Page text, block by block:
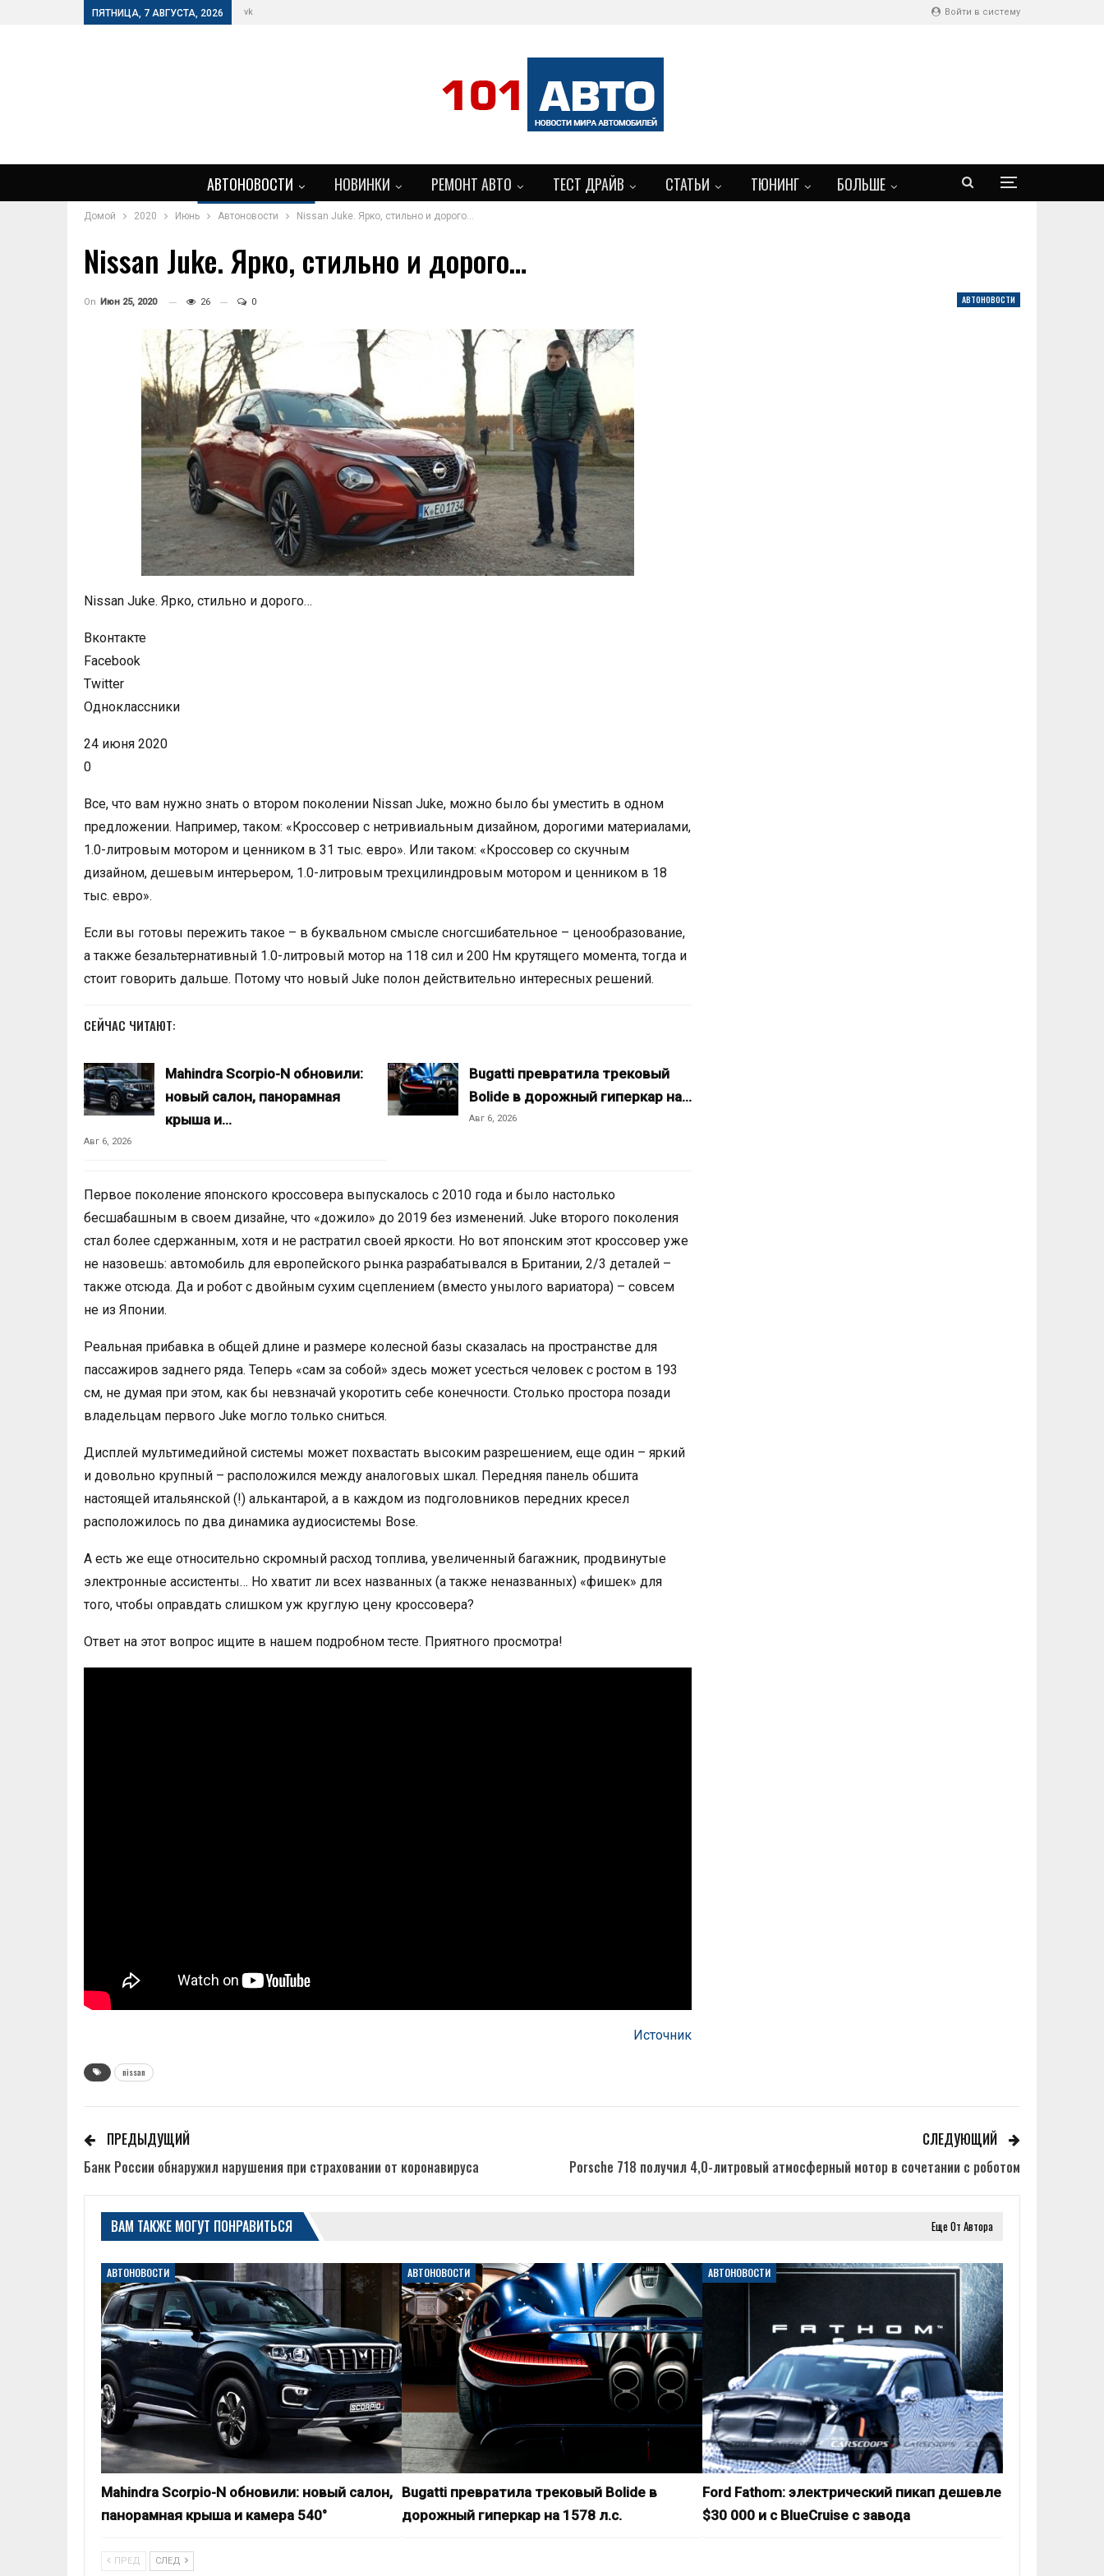
Войти в систему
ПЯТНИЦА, 7 АВГУСТА, 2026 vk
АВТОНОВОСТИ НОВИНКИ РЕМОНТ АВТО ТЕСТ ДРАЙВ СТАТЬИ ТЮНИНГ БОЛЬШЕ
Домой 2020 Июнь Автоновости Nissan Juke. Ярко, стильно и дорого…
Nissan Juke. Ярко, стильно и дорого…
АВТОНОВОСТИ
On Июн 25, 2020 26 0
Nissan Juke. Ярко, стильно и дорого…
Вконтакте
Facebook
Twitter
Одноклассники
24 июня 2020
0
Все, что вам нужно знать о втором поколении Nissan Juke, можно было бы уместить в одном
предложении. Например, таком: «Кроссовер с нетривиальным дизайном, дорогими материалами,
1.0-литровым мотором и ценником в 31 тыс. евро». Или таком: «Кроссовер со скучным
дизайном, дешевым интерьером, 1.0-литровым трехцилиндровым мотором и ценником в 18
тыс. евро».
Если вы готовы пережить такое – в буквальном смысле сногсшибательное – ценообразование,
а также безальтернативный 1.0-литровый мотор на 118 сил и 200 Нм крутящего момента, тогда и
стоит говорить дальше. Потому что новый Juke полон действительно интересных решений.
СЕЙЧАС ЧИТАЮТ:
Mahindra Scorpio-N обновили:
новый салон, панорамная
крыша и…
Авг 6, 2026
Bugatti превратила трековый
Bolide в дорожный гиперкар на…
Авг 6, 2026
Первое поколение японского кроссовера выпускалось с 2010 года и было настолько
бесшабашным в своем дизайне, что «дожило» до 2019 без изменений. Juke второго поколения
стал более сдержанным, хотя и не растратил своей яркости. Но вот японским этот кроссовер уже
не назовешь: автомобиль для европейского рынка разрабатывался в Британии, 2/3 деталей –
также отсюда. Да и робот с двойным сухим сцеплением (вместо унылого вариатора) – совсем
не из Японии.
Реальная прибавка в общей длине и размере колесной базы сказалась на пространстве для
пассажиров заднего ряда. Теперь «сам за собой» здесь может усесться человек с ростом в 193
см, не думая при этом, как бы невзначай укоротить себе конечности. Столько простора позади
владельцам первого Juke могло только сниться.
Дисплей мультимедийной системы может похвастать высоким разрешением, еще один – яркий
и довольно крупный – расположился между аналоговых шкал. Передняя панель обшита
настоящей итальянской (!) алькантарой, а в каждом из подголовников передних кресел
расположилось по два динамика аудиосистемы Bose.
А есть же еще относительно скромный расход топлива, увеличенный багажник, продвинутые
электронные ассистенты… Но хватит ли всех названных (а также неназванных) «фишек» для
того, чтобы оправдать слишком уж круглую цену кроссовера?
Ответ на этот вопрос ищите в нашем подробном тесте. Приятного просмотра!
Источник
nissan
ПРЕДЫДУЩИЙ
Банк России обнаружил нарушения при страховании от коронавируса
СЛЕДУЮЩИЙ
Porsche 718 получил 4,0-литровый атмосферный мотор в сочетании с роботом
ВАМ ТАКЖЕ МОГУТ ПОНРАВИТЬСЯ Еще От Автора
АВТОНОВОСТИ
Mahindra Scorpio-N обновили: новый салон,
панорамная крыша и камера 540°
АВТОНОВОСТИ
Bugatti превратила трековый Bolide в
дорожный гиперкар на 1578 л.с.
АВТОНОВОСТИ
Ford Fathom: электрический пикап дешевле
$30 000 и с BlueCruise с завода
ПРЕД СЛЕД